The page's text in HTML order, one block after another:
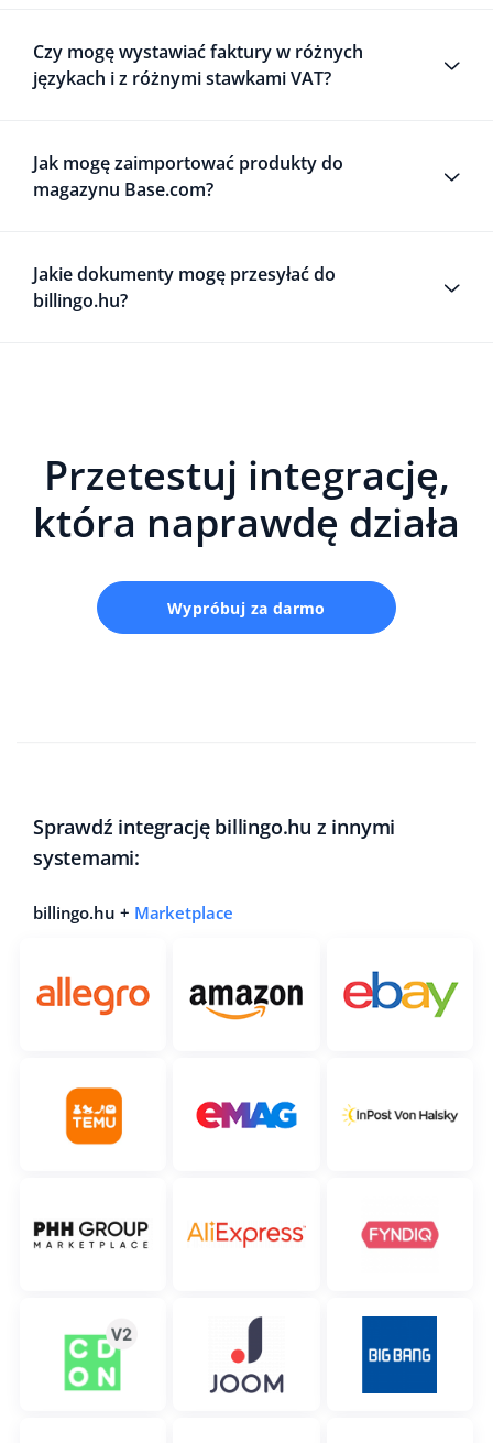
Czy mogę wystawiać faktury w różnych
językach i z różnymi stawkami VAT?
Jak mogę zaimportować produkty do
magazynu Base.com?
Jakie dokumenty mogę przesyłać do
billingo.hu?
Przetestuj integrację,
która naprawdę działa
Wypróbuj za darmo
Sprawdź integrację billingo.hu z innymi
systemami:
billingo.hu + Marketplace